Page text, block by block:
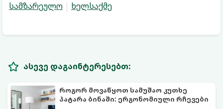
სამზარეულო
ხელსაქმე
ასევე დაგაინტერესებთ:
როგორ მოვაწყოთ სამუშაო კუთხე
პატარა ბინაში: ერგონომიული რჩევები